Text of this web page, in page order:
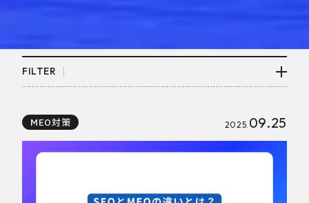
FILTER
MEO対策 2025. 09.25